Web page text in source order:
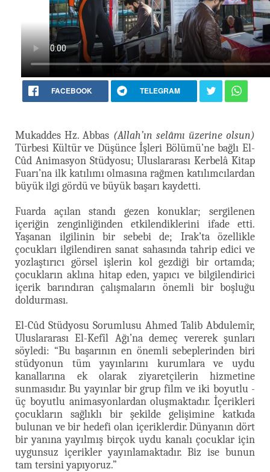
FACEBOOK TELEGRAM
Mukaddes Hz. Abbas (Allah’ın selâmı üzerine olsun)
Türbesi Kültür ve Düşünce İşleri Bölümü’ne bağlı El-
Cûd Animasyon Stüdyosu; Uluslararası Kerbelâ Kitap
Fuarı’na ilk katılımı olmasına rağmen katılımcılardan
büyük ilgi gördü ve büyük başarı kaydetti.
Fuarda açılan standı gezen konuklar; sergilenen
içeriğin zenginliğinden etkilendiklerini ifade etti.
Yaşanan ilgilinin bir sebebi de; Irak’ta özellikle
çocukları ilgilendiren sanat sahasında tahrip edici ve
yozlaştırıcı görsel işlerin kol gezdiği bir ortamda;
çocukların aklına hitap eden, yapıcı ve bilgilendirici
içerik barındıran çalışmaların önemli bir boşluğu
doldurması.
El-Cûd Stüdyosu Sorumlusu Ahmed Talib Abdulemîr,
Uluslararası El-Kefîl Ağı’na demeç vererek şunları
söyledi: “Bu başarının en önemli sebeplerinden biri
stüdyonun tüm yayınlarını kurumlara ve uydu
kanallarına ek olarak ziyaretçilerin hizmetine
sunmasıdır. Bu yayınlar bir grup film ve iki boyutlu -
üç boyutlu animasyonlardan oluşmaktadır. İçerikleri
çocukların sağlıklı bir şekilde gelişimine katkıda
bulunan ve bir hedefi olan içeriklerdir. Dünyanın dört
bir yanına yayılmış birçok uydu kanalı çocuklar için
uygunsuz içerikler yayınlamaktadır. Biz ise bunun
tam tersini yapıyoruz.”